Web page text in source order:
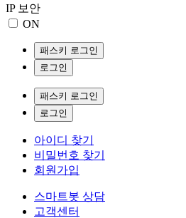
IP 보안
ON
패스키 로그인
로그인
패스키 로그인
로그인
아이디 찾기
비밀번호 찾기
회원가입
스마트봇 상담
고객센터